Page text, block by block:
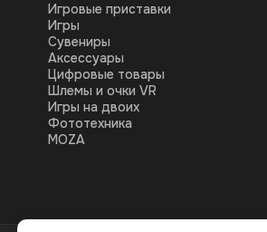
Игровые приставки
Игры
Сувениры
Аксессуары
Цифровые товары
Шлемы и очки VR
Игры на двоих
Фототехника
MOZA